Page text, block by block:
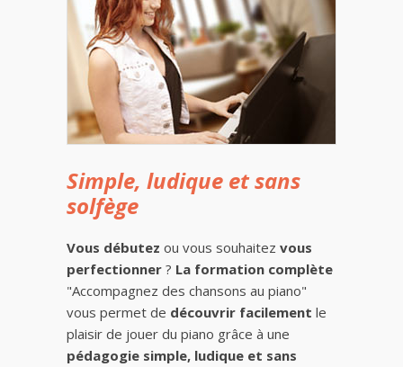
Simple, ludique et sans
solfège
Vous débutez ou vous souhaitez vous
perfectionner ? La formation complète
"Accompagnez des chansons au piano"
vous permet de découvrir facilement le
plaisir de jouer du piano grâce à une
pédagogie simple, ludique et sans